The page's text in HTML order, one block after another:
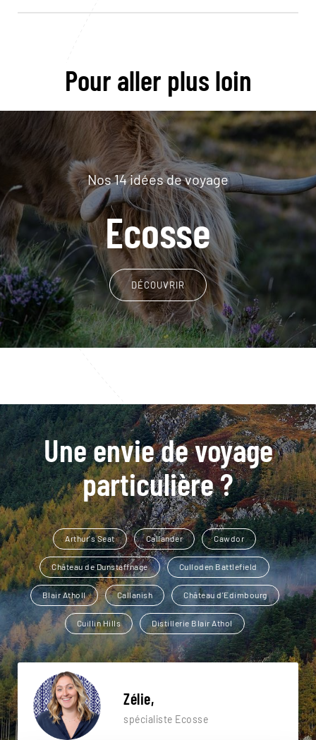
Pour aller plus loin
Nos 14 idées de voyage
Ecosse
DÉCOUVRIR
Une envie de voyage
particulière ?
Arthur's Seat Callander Cawdor
Château de Dunstaffnage Culloden Battlefield
Blair Atholl Callanish Château d'Edimbourg
Cuillin Hills Distillerie Blair Athol
Zélie,
spécialiste Ecosse